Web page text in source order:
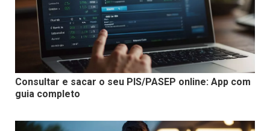
Consultar e sacar o seu PIS/PASEP online: App com
guia completo